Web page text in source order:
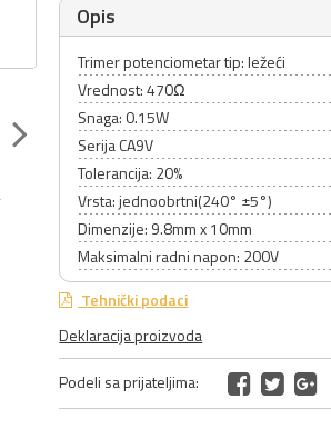
Opis
Trimer potenciometar tip: ležeći
Vrednost: 470Ω
Snaga: 0.15W
Serija CA9V
Tolerancija: 20%
Vrsta: jednoobrtni(240° ±5°)
Dimenzije: 9.8mm x 10mm
Maksimalni radni napon: 200V
Tehnički podaci
Deklaracija proizvoda
Podeli sa prijateljima: